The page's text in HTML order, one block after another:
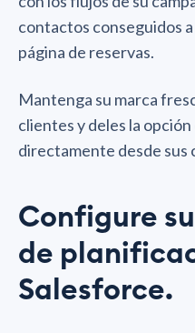
contactos conseguidos
página de reservas.
Mantenga su marca
clientes y deles la
directamente desde
Configure
de
Salesforce.